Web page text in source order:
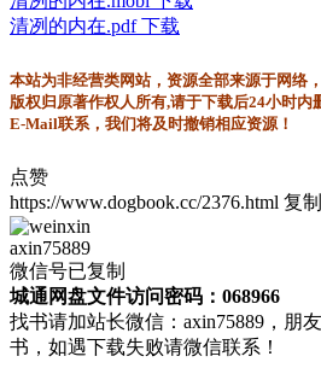
清冽的内在.pdf 下载
本站为非经营类网站，资源全部来源于网络
版权归原著作权人所有,请于下载后24小时
E-Mail联系，我们将及时撤销相应资源！
点赞
https://www.dogbook.cc/2376.html 复
axin75889
微信号已复制
城通网盘文件访问密码：068966
找书请加站长微信：axin75889，朋
书，如遇下载失败请微信联系！